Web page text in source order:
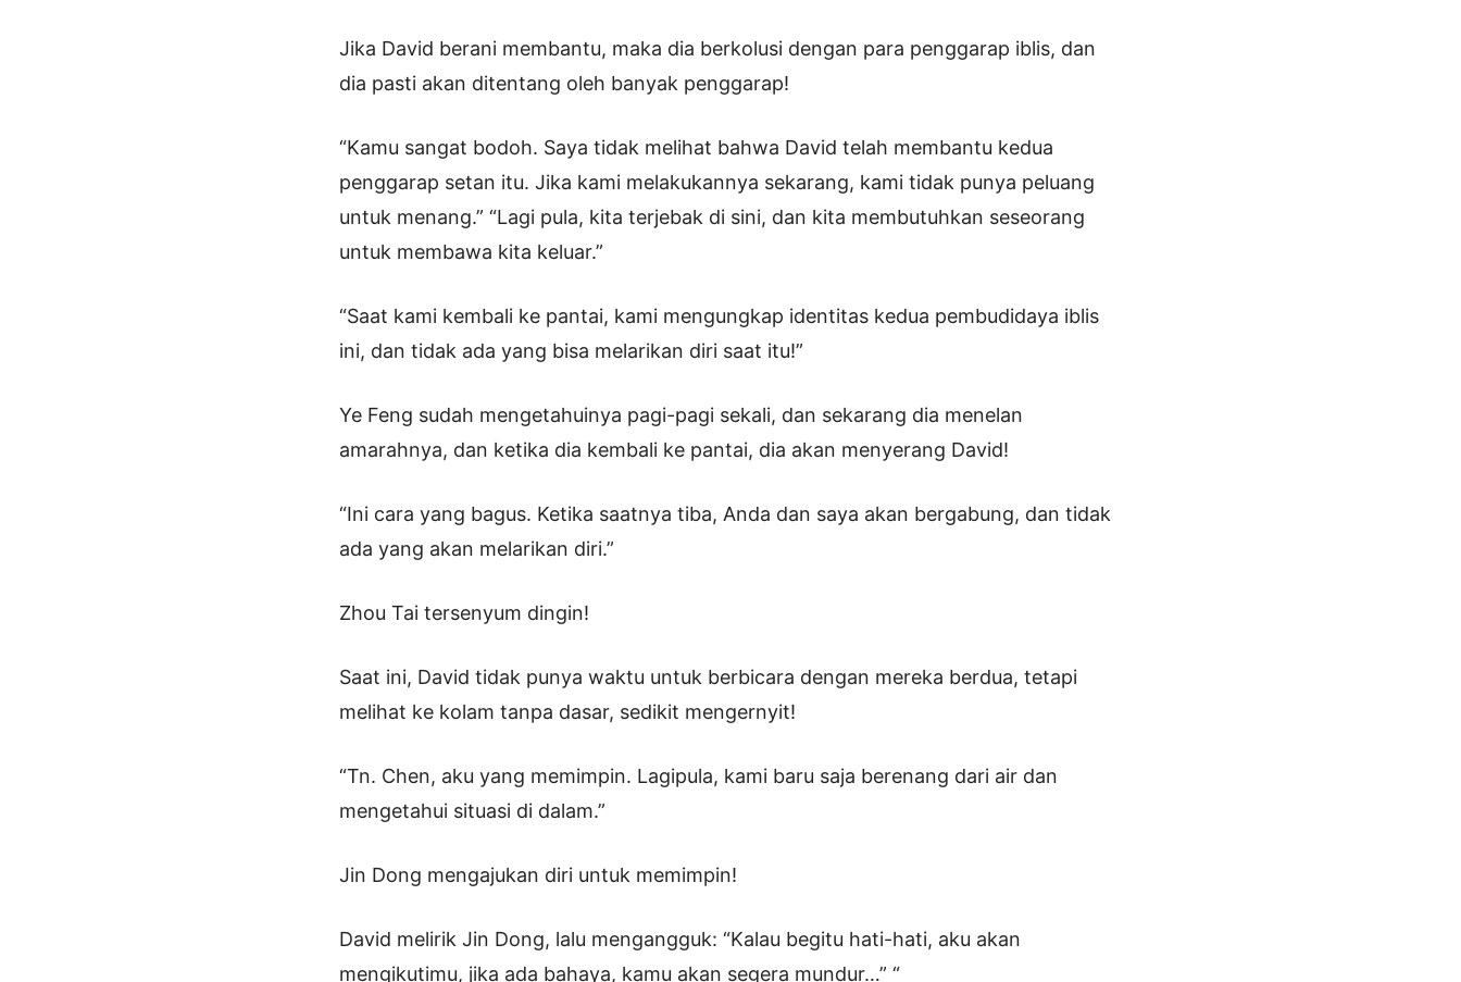
Jika David berani membantu, maka dia berkolusi dengan para penggarap iblis, dan
dia pasti akan ditentang oleh banyak penggarap!
“Kamu sangat bodoh. Saya tidak melihat bahwa David telah membantu kedua
penggarap setan itu. Jika kami melakukannya sekarang, kami tidak punya peluang
untuk menang.” “Lagi pula, kita terjebak di sini, dan kita membutuhkan seseorang
untuk membawa kita keluar.”
“Saat kami kembali ke pantai, kami mengungkap identitas kedua pembudidaya iblis
ini, dan tidak ada yang bisa melarikan diri saat itu!”
Ye Feng sudah mengetahuinya pagi-pagi sekali, dan sekarang dia menelan
amarahnya, dan ketika dia kembali ke pantai, dia akan menyerang David!
“Ini cara yang bagus. Ketika saatnya tiba, Anda dan saya akan bergabung, dan tidak
ada yang akan melarikan diri.”
Zhou Tai tersenyum dingin!
Saat ini, David tidak punya waktu untuk berbicara dengan mereka berdua, tetapi
melihat ke kolam tanpa dasar, sedikit mengernyit!
“Tn. Chen, aku yang memimpin. Lagipula, kami baru saja berenang dari air dan
mengetahui situasi di dalam.”
Jin Dong mengajukan diri untuk memimpin!
David melirik Jin Dong, lalu mengangguk: “Kalau begitu hati-hati, aku akan
mengikutimu, jika ada bahaya, kamu akan segera mundur…” “